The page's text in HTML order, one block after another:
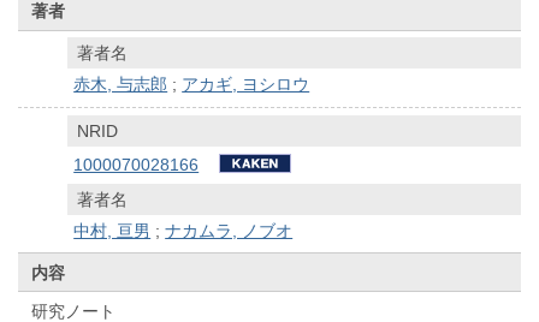
著者
著者名
赤木, 与志郎 ; アカギ, ヨシロウ
NRID
1000070028166
著者名
中村, 亘男 ;ナカムラ, ノブオ
内容
研究ノート